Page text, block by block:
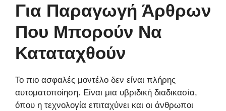
Για Παραγωγή Άρθρων
Που Μπορούν Να
Καταταχθούν
Το πιο ασφαλές μοντέλο δεν είναι πλήρης
αυτοματοποίηση. Είναι μια υβριδική διαδικασία,
όπου η τεχνολογία επιταχύνει και οι άνθρωποι